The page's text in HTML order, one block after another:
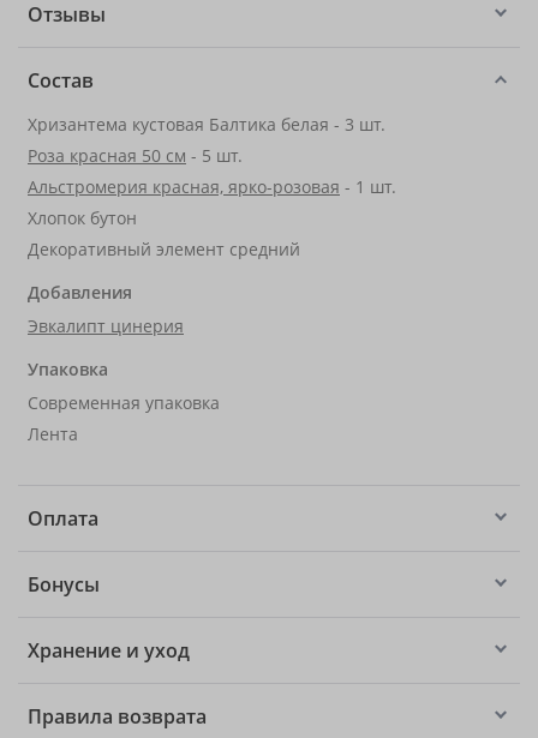
Отзывы
Состав
Хризантема кустовая Балтика белая - 3 шт.
Роза красная 50 см - 5 шт.
Альстромерия красная, ярко-розовая - 1 шт.
Хлопок бутон
Декоративный элемент средний
Добавления
Эвкалипт цинерия
Упаковка
Современная упаковка
Лента
Оплата
Бонусы
Хранение и уход
Правила возврата